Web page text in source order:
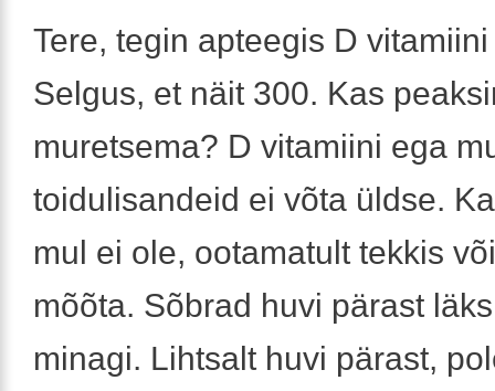
Tere, tegin apteegis D
Selgus, et näit 300. Kas
muretsema? D vitamiini ega
toidulisandeid ei võta üldse.
mul ei ole, ootamatult tekkis
mõõta. Sõbrad huvi pärast
minagi. Lihtsalt huvi pärast,